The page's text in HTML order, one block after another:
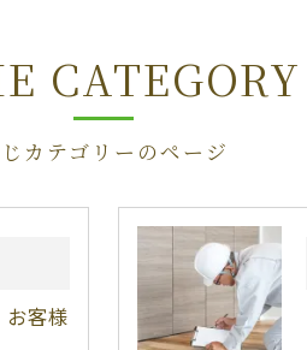
カテゴリーのページ
CATEGORY
客様